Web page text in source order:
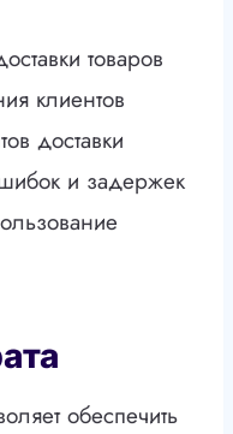
товаров
клиентов
доставки
и задержек
обеспечить